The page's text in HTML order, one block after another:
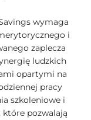
wymaga
i
zaplecza
ludzkich
opartymi na
pracy
szkoleniowe i
które pozwalają